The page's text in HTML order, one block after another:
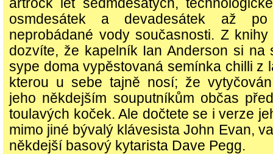
artrock let sedmdesátých,
osmdesátek a devadesátek až
neprobádané vody současnosti. Z
dozvíte, že kapelník Ian Anderson si na
sype doma vypěstovaná semínka chilli z
kterou u sebe tajně nosí; že
jeho někdejším souputníkům občas
toulavých koček. Ale dočtete se i verze
mimo jiné bývalý klávesista John Evan,
někdejší basový kytarista Dave Pegg.